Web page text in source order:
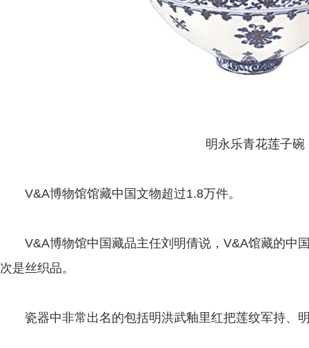
明永乐青花莲子碗
V&A博物馆馆藏中国文物超过1.8万件。
V&A博物馆中国藏品主任刘明倩说，V&A馆藏的中
次是丝织品。
瓷器中非常出名的包括明洪武釉里红把莲纹军持、